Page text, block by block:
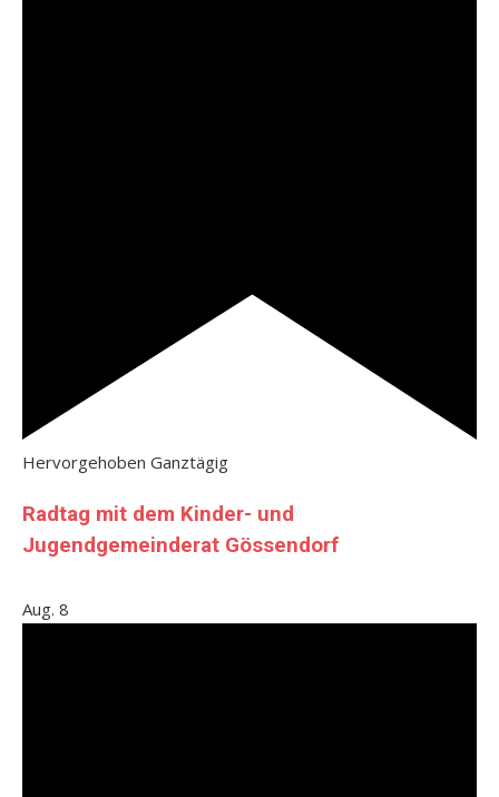
Hervorgehoben Ganztägig
Radtag mit dem Kinder- und
Jugendgemeinderat Gössendorf
Aug. 8